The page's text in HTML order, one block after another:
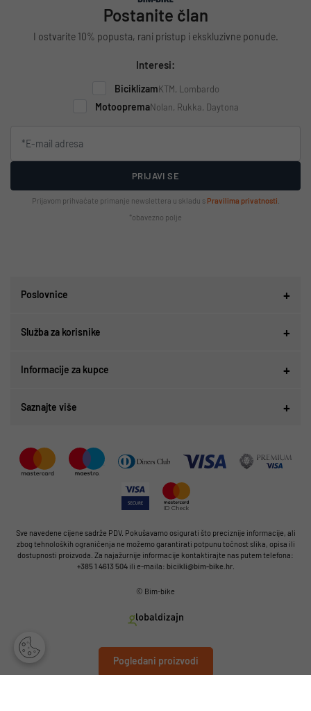
Pogledani proizvodi
Postanite član
I ostvarite 10% popusta, rani pristup i ekskluzivne ponude.
Interesi:
BiciklizamKTM, Lombardo
MotoopremaNolan, Rukka, Daytona
PRIJAVI SE
Prijavom prihvaćate primanje newslettera u skladu s Pravilima privatnosti
*obavezno polje
Poslovnice
Služba za korisnike
Informacije za kupce
Saznajte više
Sve navedene cijene sadrže PDV. Pokušavamo osigurati što preciznije informacije, ali
zbog tehnoloških ograničenja ne možemo garantirati potpunu točnost slika, opisa ili
dostupnosti proizvoda. Za najažurnije informacije kontaktirajte nas putem telefona:
+385 1 4613 504ili e-maila: bicikli@bim-bike.hr.
© Bim-bike